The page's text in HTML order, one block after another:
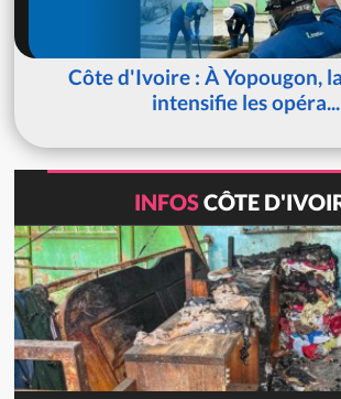
Côte d'Ivoire : À Yopougon,
intensifie les opéra...
INFOSCÔTE